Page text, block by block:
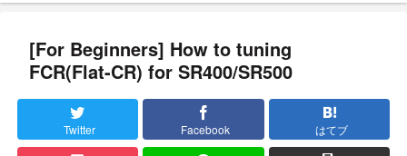
[For Beginners] How to tuning
FCR(Flat-CR) for SR400/SR500
Twitter Facebook はてブ